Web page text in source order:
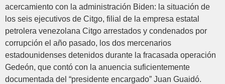
acercamiento con la administración Biden: la situación de
los seis ejecutivos de Citgo, filial de la empresa estatal
petrolera venezolana Citgo arrestados y condenados por
corrupción el año pasado, los dos mercenarios
estadounidenses detenidos durante la fracasada operación
Gedeón, que contó con la anuencia suficientemente
documentada del “presidente encargado” Juan Guaidó.